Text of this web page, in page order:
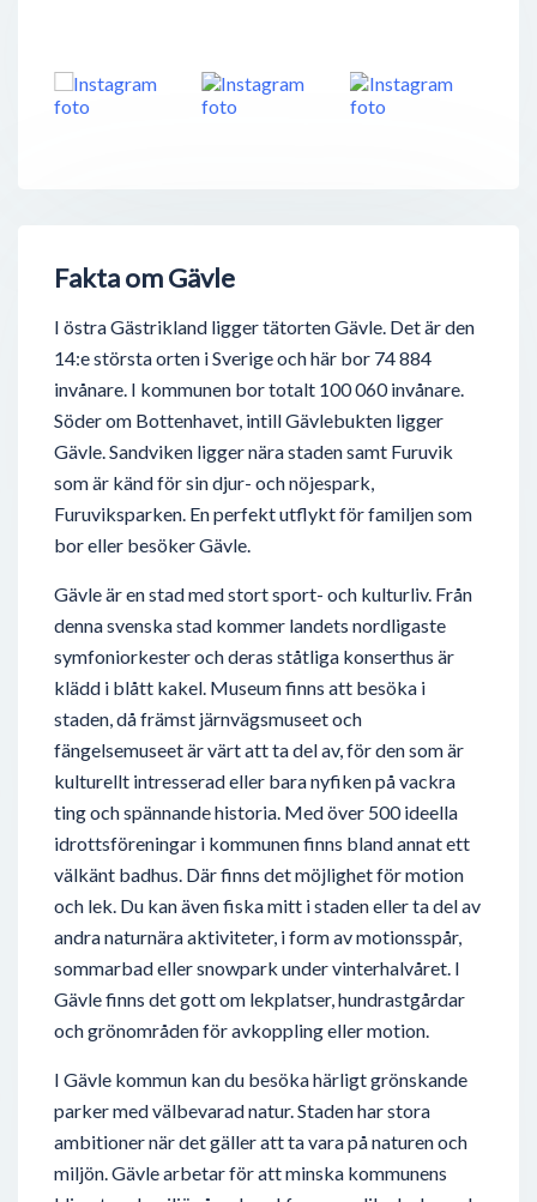
Fakta om Gävle
I östra Gästrikland ligger tätorten Gävle. Det är den
14:e största orten i Sverige och här bor 74 884
invånare. I kommunen bor totalt 100 060 invånare.
Söder om Bottenhavet, intill Gävlebukten ligger
Gävle. Sandviken ligger nära staden samt Furuvik
som är känd för sin djur- och nöjespark,
Furuviksparken. En perfekt utflykt för familjen som
bor eller besöker Gävle.
Gävle är en stad med stort sport- och kulturliv. Från
denna svenska stad kommer landets nordligaste
symfoniorkester och deras ståtliga konserthus är
klädd i blått kakel. Museum finns att besöka i
staden, då främst järnvägsmuseet och
fängelsemuseet är värt att ta del av, för den som är
kulturellt intresserad eller bara nyfiken på vackra
ting och spännande historia. Med över 500 ideella
idrottsföreningar i kommunen finns bland annat ett
välkänt badhus. Där finns det möjlighet för motion
och lek. Du kan även fiska mitt i staden eller ta del av
andra naturnära aktiviteter, i form av motionsspår,
sommarbad eller snowpark under vinterhalvåret. I
Gävle finns det gott om lekplatser, hundrastgårdar
och grönområden för avkoppling eller motion.
I Gävle kommun kan du besöka härligt grönskande
parker med välbevarad natur. Staden har stora
ambitioner när det gäller att ta vara på naturen och
miljön. Gävle arbetar för att minska kommunens